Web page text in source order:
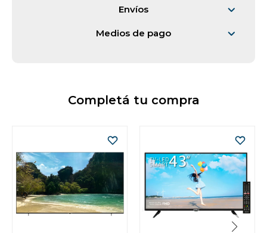
Envíos
Medios de pago
Completá tu compra